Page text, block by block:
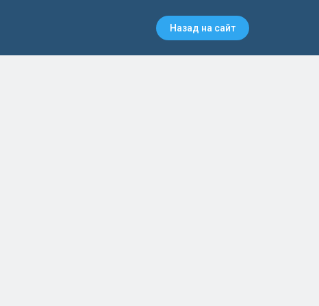
Назад на сайт